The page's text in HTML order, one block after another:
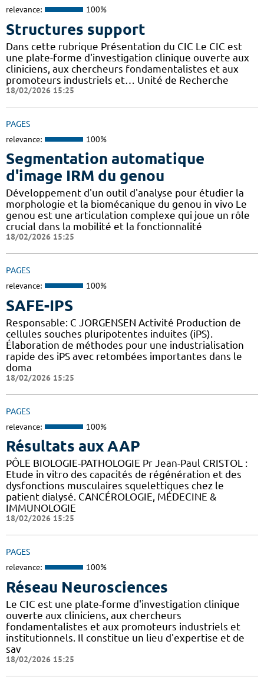
relevance: 100%
Structures support
Dans cette rubrique Présentation du CIC Le CIC est
une plate-forme d'investigation clinique ouverte aux
cliniciens, aux chercheurs fondamentalistes et aux
promoteurs industriels et… Unité de Recherche
18/02/2026 15:25
PAGES
relevance: 100%
Segmentation automatique
d'image IRM du genou
Développement d'un outil d'analyse pour étudier la
morphologie et la biomécanique du genou in vivo Le
genou est une articulation complexe qui joue un rôle
crucial dans la mobilité et la fonctionnalité
18/02/2026 15:25
PAGES
relevance: 100%
SAFE-IPS
Responsable: C JORGENSEN Activité Production de
cellules souches pluripotentes induites (iPS).
Élaboration de méthodes pour une industrialisation
rapide des iPS avec retombées importantes dans le
doma
18/02/2026 15:25
PAGES
relevance: 100%
Résultats aux AAP
PÔLE BIOLOGIE-PATHOLOGIE Pr Jean-Paul CRISTOL :
Etude in vitro des capacités de régénération et des
dysfonctions musculaires squelettiques chez le
patient dialysé. CANCÉROLOGIE, MÉDECINE &
IMMUNOLOGIE
18/02/2026 15:25
PAGES
relevance: 100%
Réseau Neurosciences
Le CIC est une plate-forme d'investigation clinique
ouverte aux cliniciens, aux chercheurs
fondamentalistes et aux promoteurs industriels et
institutionnels. Il constitue un lieu d'expertise et de
sav
18/02/2026 15:25